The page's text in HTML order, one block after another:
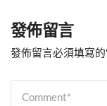
發佈留言
發佈留言必須填寫